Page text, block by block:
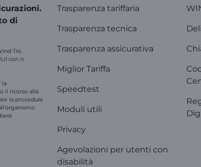
di
Tre.
con n.
la
il ricorso alla
la procedura
Trasparenza tariffaria
Trasparenza tecnica
Trasparenza assicurativa
Miglior Tariffa
Speedtest
Moduli utili
Privacy
Agevolazioni per utenti con
disabilità